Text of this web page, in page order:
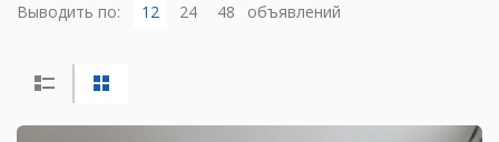
Выводить по: 12 24 48 объявлений